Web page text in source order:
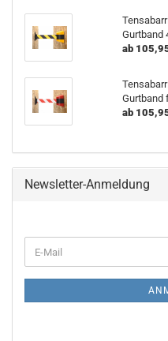
Gurtband
ab
Gurtband
ab
Newsletter-Anmeldung
ZUR
E-
Mail